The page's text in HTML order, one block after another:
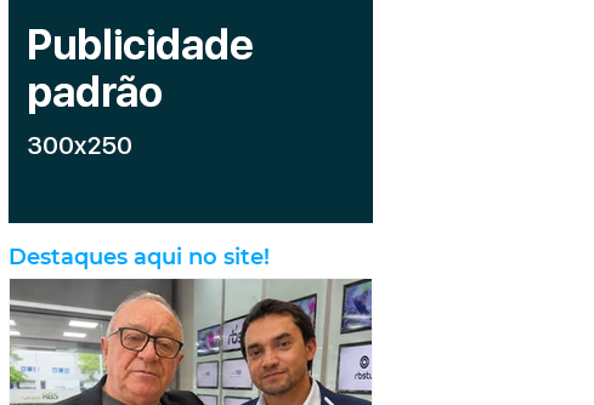
Destaques aqui no site!